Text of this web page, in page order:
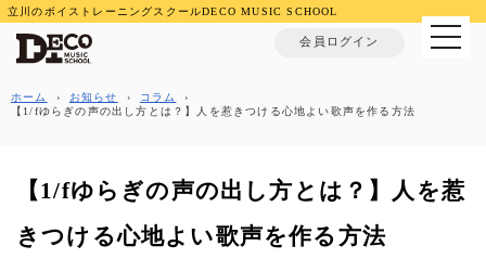
立川のボイストレーニングスクールDECO MUSIC SCHOOL
会員ログイン
MENU
ホーム › お知らせ › コラム
›
【1/fゆらぎの声の出し方とは？】人を惹きつける心地よい歌声を作る方法
【1/fゆらぎの声の出し方とは？】人を惹
きつける心地よい歌声を作る方法